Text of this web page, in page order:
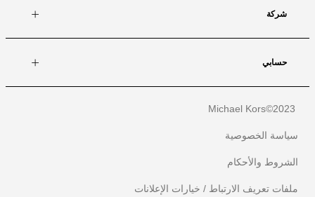
شركة
حسابي
Michael Kors
سياسة الخصوصية
الشروط والأحكام
ملفات تعريف الارتباط / خيارات الإعلانات